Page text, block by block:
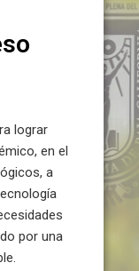
lograr
en el
a
por una